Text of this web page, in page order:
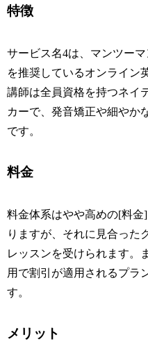
特徴
サービス名4は、マンツー
を推奨しているオンライン
講師は全員資格を持つネイ
カーで、発音矯正や細やか
です。
料金
料金体系はやや高めの[料金
りますが、それに見合った
レッスンを受けられます。
用で割引が適用されるプラ
す。
メリット